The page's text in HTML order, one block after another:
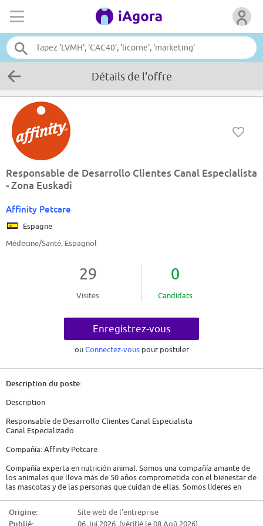
Détails de l'offre
Responsable de Desarrollo Clientes Canal Especialista
- Zona Euskadi
Affinity Petcare
Espagne
Médecine/Santé, Espagnol
29
Visites
0
Candidats
Enregistrez-vous
ouConnectez-vous pour postuler
Description du poste:
Description
Responsable de Desarrollo Clientes Canal Especialista
Canal Especializado
Compañía: Affinity Petcare
Compañía experta en nutrición animal. Somos una compañía amante de
los animales que lleva más de 50 años comprometida con el bienestar de
las mascotas y de las personas que cuidan de ellas. Somos líderes en
Natural Trainer y Libra, ¡que alimentan a millones de perros y gatos cada
Origine:
Site web de l'entreprise
Publié:
06 Jui 2026 (vérifié le 08 Aoû 2026)